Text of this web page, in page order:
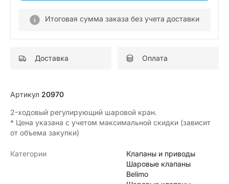
Итоговая сумма заказа без учета доставки
Доставка Оплата
Артикул 20970
2-ходовый регулирующий шаровой кран.
* Цена указана с учетом максимальной скидки (зависит
от объема закупки)
Категории
Клапаны и приводы
Шаровые клапаны
Belimo